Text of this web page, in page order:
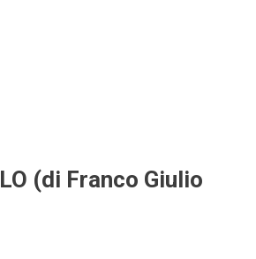
(di Franco Giulio